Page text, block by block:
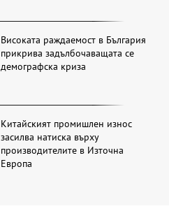
Високата раждаемост в България
прикрива задълбочаващата се
демографска криза
Китайският промишлен износ
засилва натиска върху
производителите в Източна
Европа